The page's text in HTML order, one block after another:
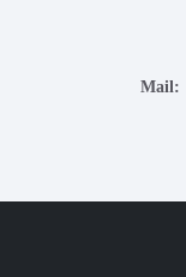
Mail: